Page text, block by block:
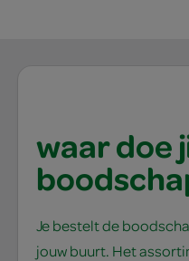
waar doe
Je bestelt de
jouw buurt. Het